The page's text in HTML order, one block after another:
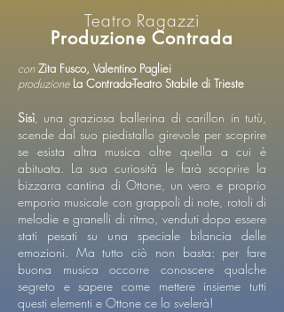
Teatro Ragazzi
Produzione Contrada
conZita Fusco, Valentino Pagliei
produzione La Contrada-Teatro Stabile di Trieste
Sisì, una graziosa ballerina di carillon in tutù,
scende dal suo piedistallo girevole per scoprire
se esista altra musica oltre quella a cui è
abituata. La sua curiosità le farà scoprire la
bizzarra cantina di Ottone, un vero e proprio
emporio musicale con grappoli di note, rotoli di
melodie e granelli di ritmo, venduti dopo essere
stati pesati su una speciale bilancia delle
emozioni. Ma tutto ciò non basta: per fare
buona musica occorre conoscere qualche
segreto e sapere come mettere insieme tutti
questi elementi e Ottone ce lo svelerà!